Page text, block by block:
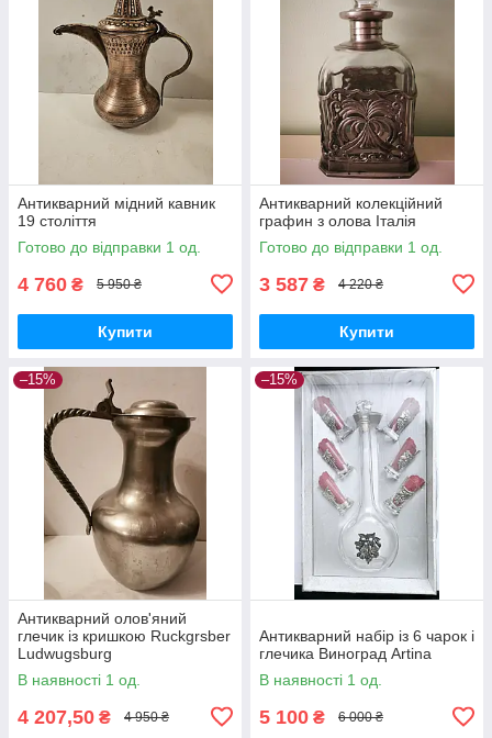
Антикварний мідний кавник
19 століття
Готово до відправки 1 од.
4 760 ₴ 5 950 ₴
Купити
Антикварний колекційний
графин з олова Італія
Готово до відправки 1 од.
3 587 ₴ 4 220 ₴
Купити
–15%
Антикварний олов'яний
глечик із кришкою Ruckgrsber
Ludwugsburg
В наявності 1 од.
4 207,50 ₴ 4 950 ₴
–15%
Антикварний набір із 6 чарок і
глечика Виноград Artina
В наявності 1 од.
5 100 ₴ 6 000 ₴